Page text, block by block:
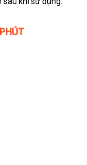
Đạt (Gói 50g) số